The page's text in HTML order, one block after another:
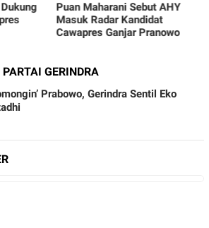
Puan Maharani Sebut AHY
Masuk Radar Kandidat
Cawapres Ganjar Pranowo
PSI
GERINDRA
Prabowo, Gerindra Sentil Eko